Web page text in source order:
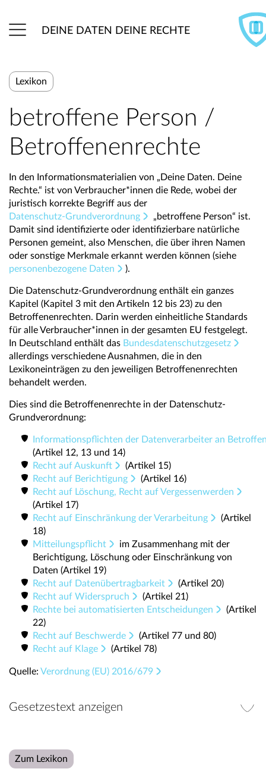
DEINE DATEN DEINE RECHTE
Lexikon
betroffene Person /
Betroffenenrechte
In den Informationsmaterialien von „Deine Daten. Deine
Rechte.“ ist von Verbraucher*innen die Rede, wobei der
juristisch korrekte Begriff aus der
Datenschutz-Grundverordnung
„betroffene Person“ ist.
Damit sind identifizierte oder identifizierbare natürliche
Personen gemeint, also Menschen, die über ihren Namen
oder sonstige Merkmale erkannt werden können (siehe
personenbezogene Daten
).
Die Datenschutz-Grundverordnung enthält ein ganzes
Kapitel (Kapitel 3 mit den Artikeln 12 bis 23) zu den
Betroffenenrechten. Darin werden einheitliche Standards
für alle Verbraucher*innen in der gesamten EU festgelegt.
In Deutschland enthält das Bundesdatenschutzgesetz
allerdings verschiedene Ausnahmen, die in den
Lexikoneinträgen zu den jeweiligen Betroffenenrechten
behandelt werden.
Dies sind die Betroffenenrechte in der Datenschutz-
Grundverordnung:
Informationspflichten der Datenverarbeiter an
(Artikel 12, 13 und 14)
Recht auf Auskunft
(Artikel 15)
Recht auf Berichtigung
(Artikel 16)
Recht auf Löschung, Recht auf Vergessenwerden
(Artikel 17)
Recht auf Einschränkung der Verarbeitung
(Artikel
18)
Mitteilungspflicht
im Zusammenhang mit der
Berichtigung, Löschung oder Einschränkung von
Daten (Artikel 19)
Recht auf Datenübertragbarkeit
(Artikel 20)
Recht auf Widerspruch
(Artikel 21)
Rechte bei automatisierten Entscheidungen
(Artikel
22)
Recht auf Beschwerde
(Artikel 77 und 80)
Recht auf Klage
(Artikel 78)
Quelle: Verordnung (EU) 2016/679
Gesetzestext anzeigen
Zum Lexikon